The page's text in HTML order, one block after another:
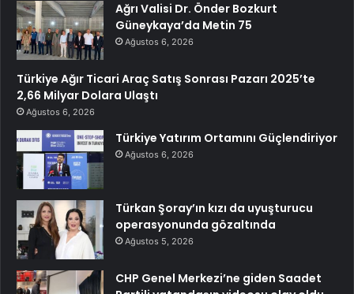
Ağrı Valisi Dr. Önder Bozkurt
Güneykaya’da Metin 75
Ağustos 6, 2026
Türkiye Ağır Ticari Araç Satış Sonrası Pazarı 2025’te
2,66 Milyar Dolara Ulaştı
Ağustos 6, 2026
Türkiye Yatırım Ortamını Güçlendiriyor
Ağustos 6, 2026
Türkan Şoray’ın kızı da uyuşturucu
operasyonunda gözaltında
Ağustos 5, 2026
CHP Genel Merkezi’ne giden Saadet